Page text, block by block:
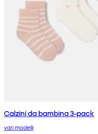
Calzini da bambina 3-pack
vari modelli